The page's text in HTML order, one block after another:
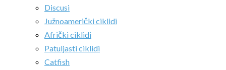
Discusi
Južnoamerički ciklidi
Afrički ciklidi
Patuljasti ciklidi
Catfish